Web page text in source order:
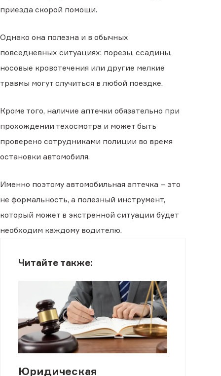
приезда скорой помощи.
Однако она полезна и в обычных
повседневных ситуациях: порезы, ссадины,
носовые кровотечения или другие мелкие
травмы могут случиться в любой поездке.
Кроме того, наличие аптечки обязательно при
прохождении техосмотра и может быть
проверено сотрудниками полиции во время
остановки автомобиля.
Именно поэтому автомобильная аптечка – это
не формальность, а полезный инструмент,
который может в экстренной ситуации будет
необходим каждому водителю.
Читайте также:
Юридическая